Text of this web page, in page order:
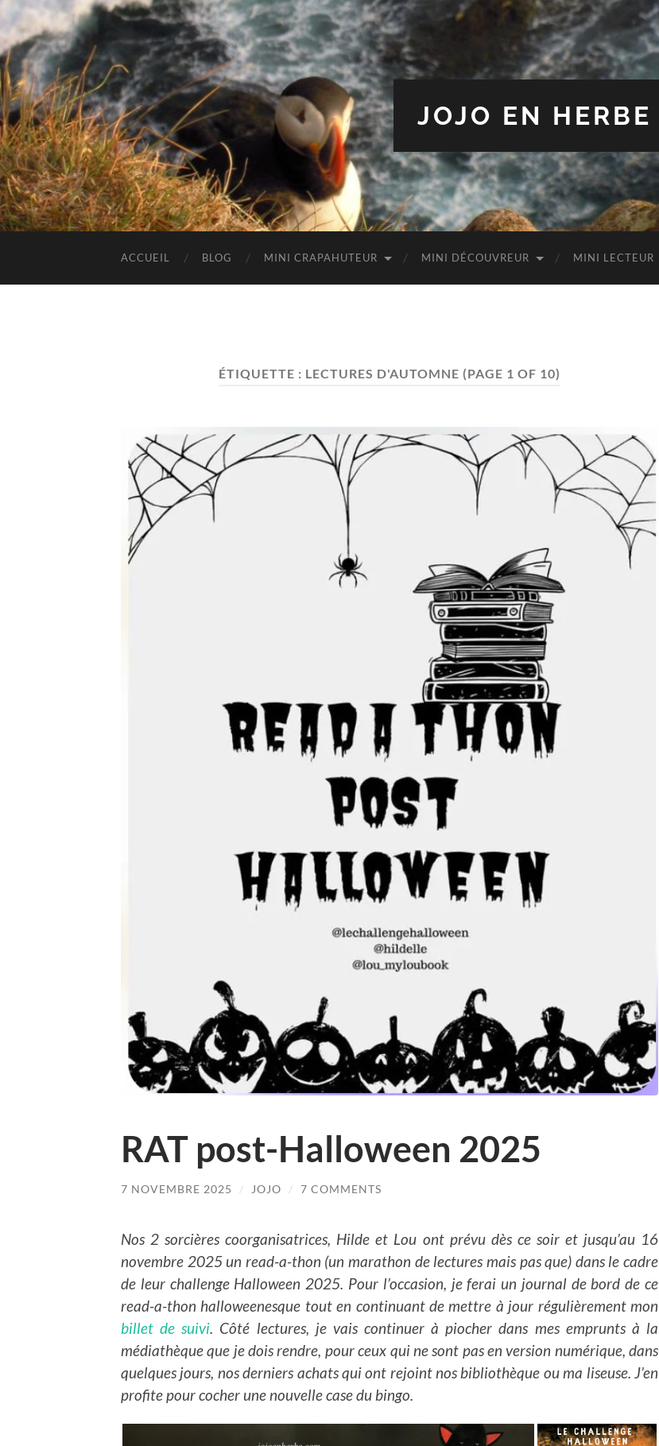
JOJO EN HERBE
ACCUEIL BLOG MINI CRAPAHUTEUR MINI DÉCOUVREUR MINI LECTEUR
ÉTIQUETTE : LECTURES D'AUTOMNE (PAGE 1 OF 10)
RAT post-Halloween 2025
7 NOVEMBRE 2025 / JOJO / 7 COMMENTS
Nos 2 sorcières coorganisatrices, Hilde et Lou ont prévu dès ce soir et jusqu’au 16
novembre 2025 un read-a-thon (un marathon de lectures mais pas que) dans le cadre
de leur challenge Halloween 2025. Pour l’occasion, je ferai un journal de bord de ce
read-a-thon halloweenesque tout en continuant de mettre à jour régulièrement mon
billet de suivi. Côté lectures, je vais continuer à piocher dans mes emprunts à la
médiathèque que je dois rendre, pour ceux qui ne sont pas en version numérique, dans
quelques jours, nos derniers achats qui ont rejoint nos bibliothèque ou ma liseuse. J’en
profite pour cocher une nouvelle case du bingo.